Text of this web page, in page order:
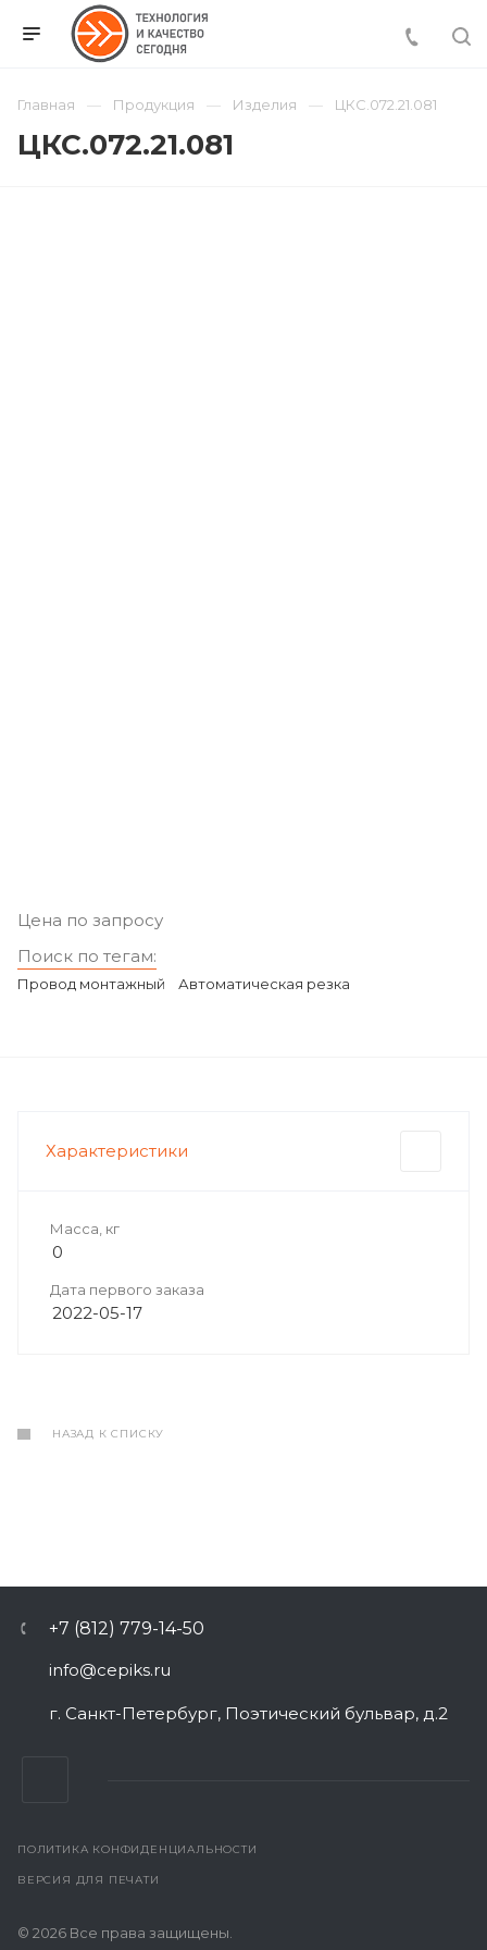
Главная Продукция Изделия ЦКС.072.21.081
ЦКС.072.21.081
Цена по запросу
Поиск по тегам:
Провод монтажный Автоматическая резка
Характеристики
Масса, кг
0
Дата первого заказа
2022-05-17
НАЗАД К СПИСКУ
+7 (812) 779-14-50
info@cepiks.ru
г. Санкт-Петербург, Поэтический бульвар, д.2
ПОЛИТИКА КОНФИДЕНЦИАЛЬНОСТИ
ВЕРСИЯ ДЛЯ ПЕЧАТИ
© 2026 Все права защищены.